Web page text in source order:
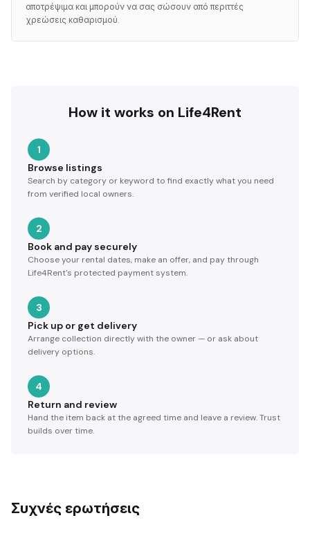
αποτρέψιμα και μπορούν να σας σώσουν από περιττές
χρεώσεις καθαρισμού.
How it works on Life4Rent
1
Browse listings
Search by category or keyword to find exactly what you need
from verified local owners.
2
Book and pay securely
Choose your rental dates, make an offer, and pay through
Life4Rent's protected payment system.
3
Pick up or get delivery
Arrange collection directly with the owner — or ask about
delivery options.
4
Return and review
Hand the item back at the agreed time and leave a review. Trust
builds over time.
Συχνές ερωτήσεις